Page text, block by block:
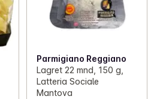
Parmigiano Reggiano
Lagret 22 mnd, 150 g,
Latteria Sociale
Mantova